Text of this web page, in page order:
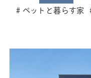
ペットと暮らす家